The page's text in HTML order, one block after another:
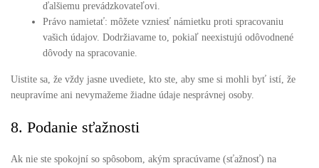
ďalšiemu prevádzkovateľovi.
Právo namietať: môžete vzniesť námietku proti spracovaniu
vašich údajov. Dodržiavame to, pokiaľ neexistujú odôvodnené
dôvody na spracovanie.
Uistite sa, že vždy jasne uvediete, kto ste, aby sme si mohli byť istí, že
neupravíme ani nevymažeme žiadne údaje nesprávnej osoby.
8. Podanie sťažnosti
Ak nie ste spokojní so spôsobom, akým spracúvame (sťažnosť) na